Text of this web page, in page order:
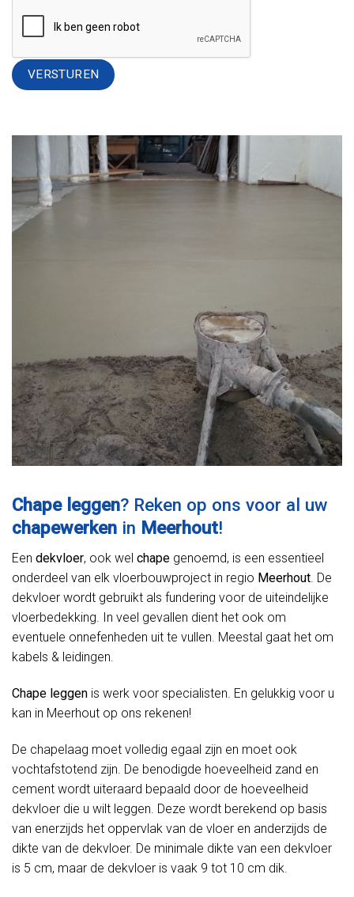
Chape leggen? Reken op ons voor al uw
chapewerken in Meerhout!
Een dekvloer, ook wel chape genoemd, is een essentieel
onderdeel van elk vloerbouwproject in regio Meerhout. De
dekvloer wordt gebruikt als fundering voor de uiteindelijke
vloerbedekking. In veel gevallen dient het ook om
eventuele onnefenheden uit te vullen. Meestal gaat het om
kabels & leidingen.
Chape leggen is werk voor specialisten. En gelukkig voor u
kan in Meerhout op ons rekenen!
De chapelaag moet volledig egaal zijn en moet ook
vochtafstotend zijn. De benodigde hoeveelheid zand en
cement wordt uiteraard bepaald door de hoeveelheid
dekvloer die u wilt leggen. Deze wordt berekend op basis
van enerzijds het oppervlak van de vloer en anderzijds de
dikte van de dekvloer. De minimale dikte van een dekvloer
is 5 cm, maar de dekvloer is vaak 9 tot 10 cm dik.